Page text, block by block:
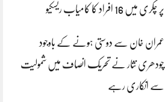
پر چکری میں 16 افراد کا کامیاب ریسکیو
عمران خان سے دوستی ہونے کے باوجود
چودھری نثار نے تحریک انصاف میں شمولیت
سے انکاری رہے